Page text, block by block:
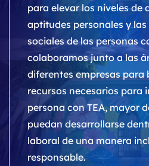
para elevar los niveles de
aptitudes personales y
sociales de las personas
colaboramos junto a las
diferentes empresas para
recursos necesarios para
persona con TEA, mayor
puedan desarrollarse
laboral de una manera
responsable.